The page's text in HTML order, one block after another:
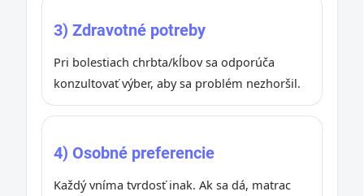
3) Zdravotné potreby
Pri bolestiach chrbta/kĺbov sa odporúča
konzultovať výber, aby sa problém nezhoršil.
4) Osobné preferencie
Každý vníma tvrdosť inak. Ak sa dá, matrac